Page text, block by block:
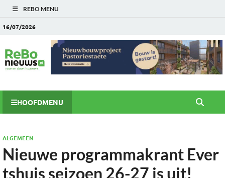
REBO MENU
16/07/2026
HOOFDMENU
ALGEMEEN
Nieuwe programmakrant Ever
tshuis seizoen 26-27 is uit!